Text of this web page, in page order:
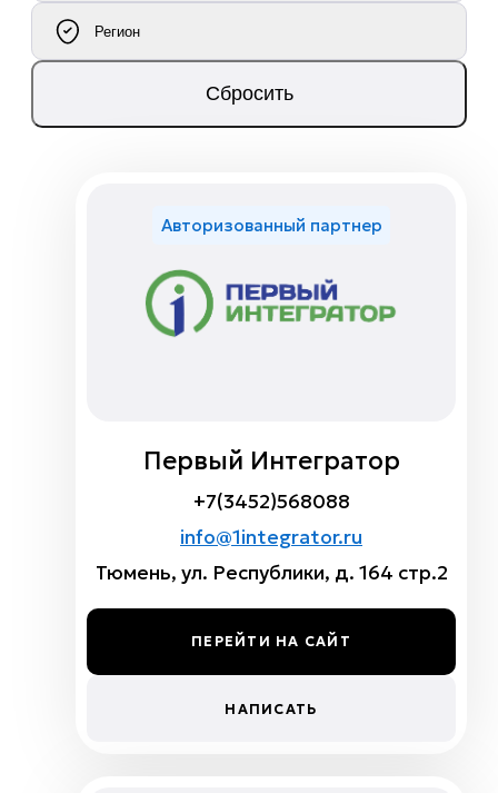
Регион
Сбросить
Авторизованный партнер
Первый Интегратор
+7(3452)568088
info@1integrator.ru
Тюмень, ул. Республики, д. 164 стр.2
ПЕРЕЙТИ НА САЙТ
НАПИСАТЬ